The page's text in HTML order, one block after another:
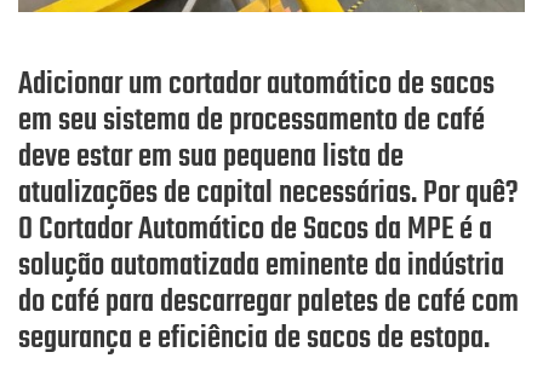
Adicionar um cortador automático de sacos
em seu sistema de processamento de café
deve estar em sua pequena lista de
atualizações de capital necessárias. Por quê?
O Cortador Automático de Sacos da MPE é a
solução automatizada eminente da indústria
do café para descarregar paletes de café com
segurança e eficiência de sacos de estopa.